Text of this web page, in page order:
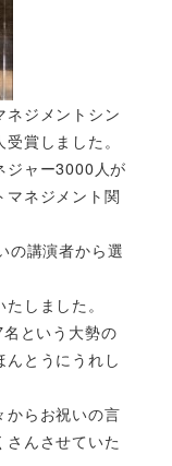
ネジメントシン
賞しました。
ジャー3000人が
マネジメント関
の講演者から選
しました。
という大勢の
とうにうれし
からお祝いの言
んさせていた